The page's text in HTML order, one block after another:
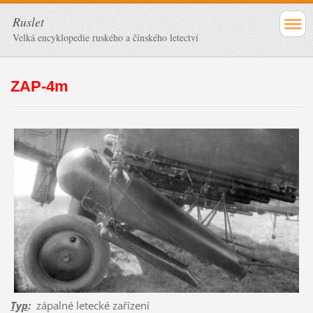
Ruslet
Velká encyklopedie ruského a čínského letectví
ZAP-4m
Typ:zápalné letecké zařízení